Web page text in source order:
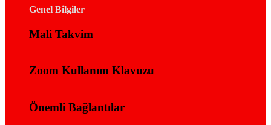
Genel Bilgiler
Mali Takvim
Zoom Kullanım Klavuzu
Önemli Bağlantılar